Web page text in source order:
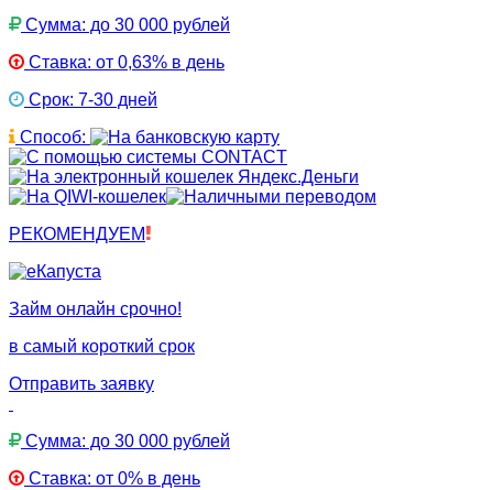
Сумма: до 30 000 рублей
Ставка: от 0,63% в день
Срок: 7-30 дней
Способ:
РЕКОМЕНДУЕМ
Займ онлайн срочно!
в самый короткий срок
Отправить заявку
Сумма: до 30 000 рублей
Ставка: от 0% в день